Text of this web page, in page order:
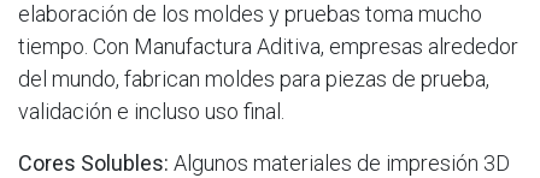
elaboración de los moldes y pruebas toma mucho
tiempo. Con Manufactura Aditiva, empresas alrededor
del mundo, fabrican moldes para piezas de prueba,
validación e incluso uso final.
Cores Solubles: Algunos materiales de impresión 3D